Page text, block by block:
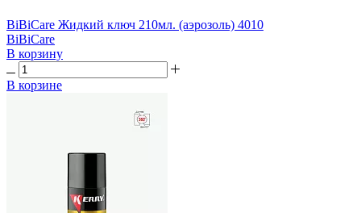
BiBiCare Жидкий ключ 210мл. (аэрозоль) 4010
BiBiCare
В корзину
В корзине